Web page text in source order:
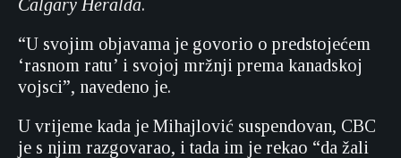
Calgary Heralda.
“U svojim objavama je govorio o predstojećem
‘rasnom ratu’ i svojoj mržnji prema kanadskoj
vojsci”, navedeno je.
U vrijeme kada je Mihajlović suspendovan, CBC
je s njim razgovarao, i tada im je rekao “da žali